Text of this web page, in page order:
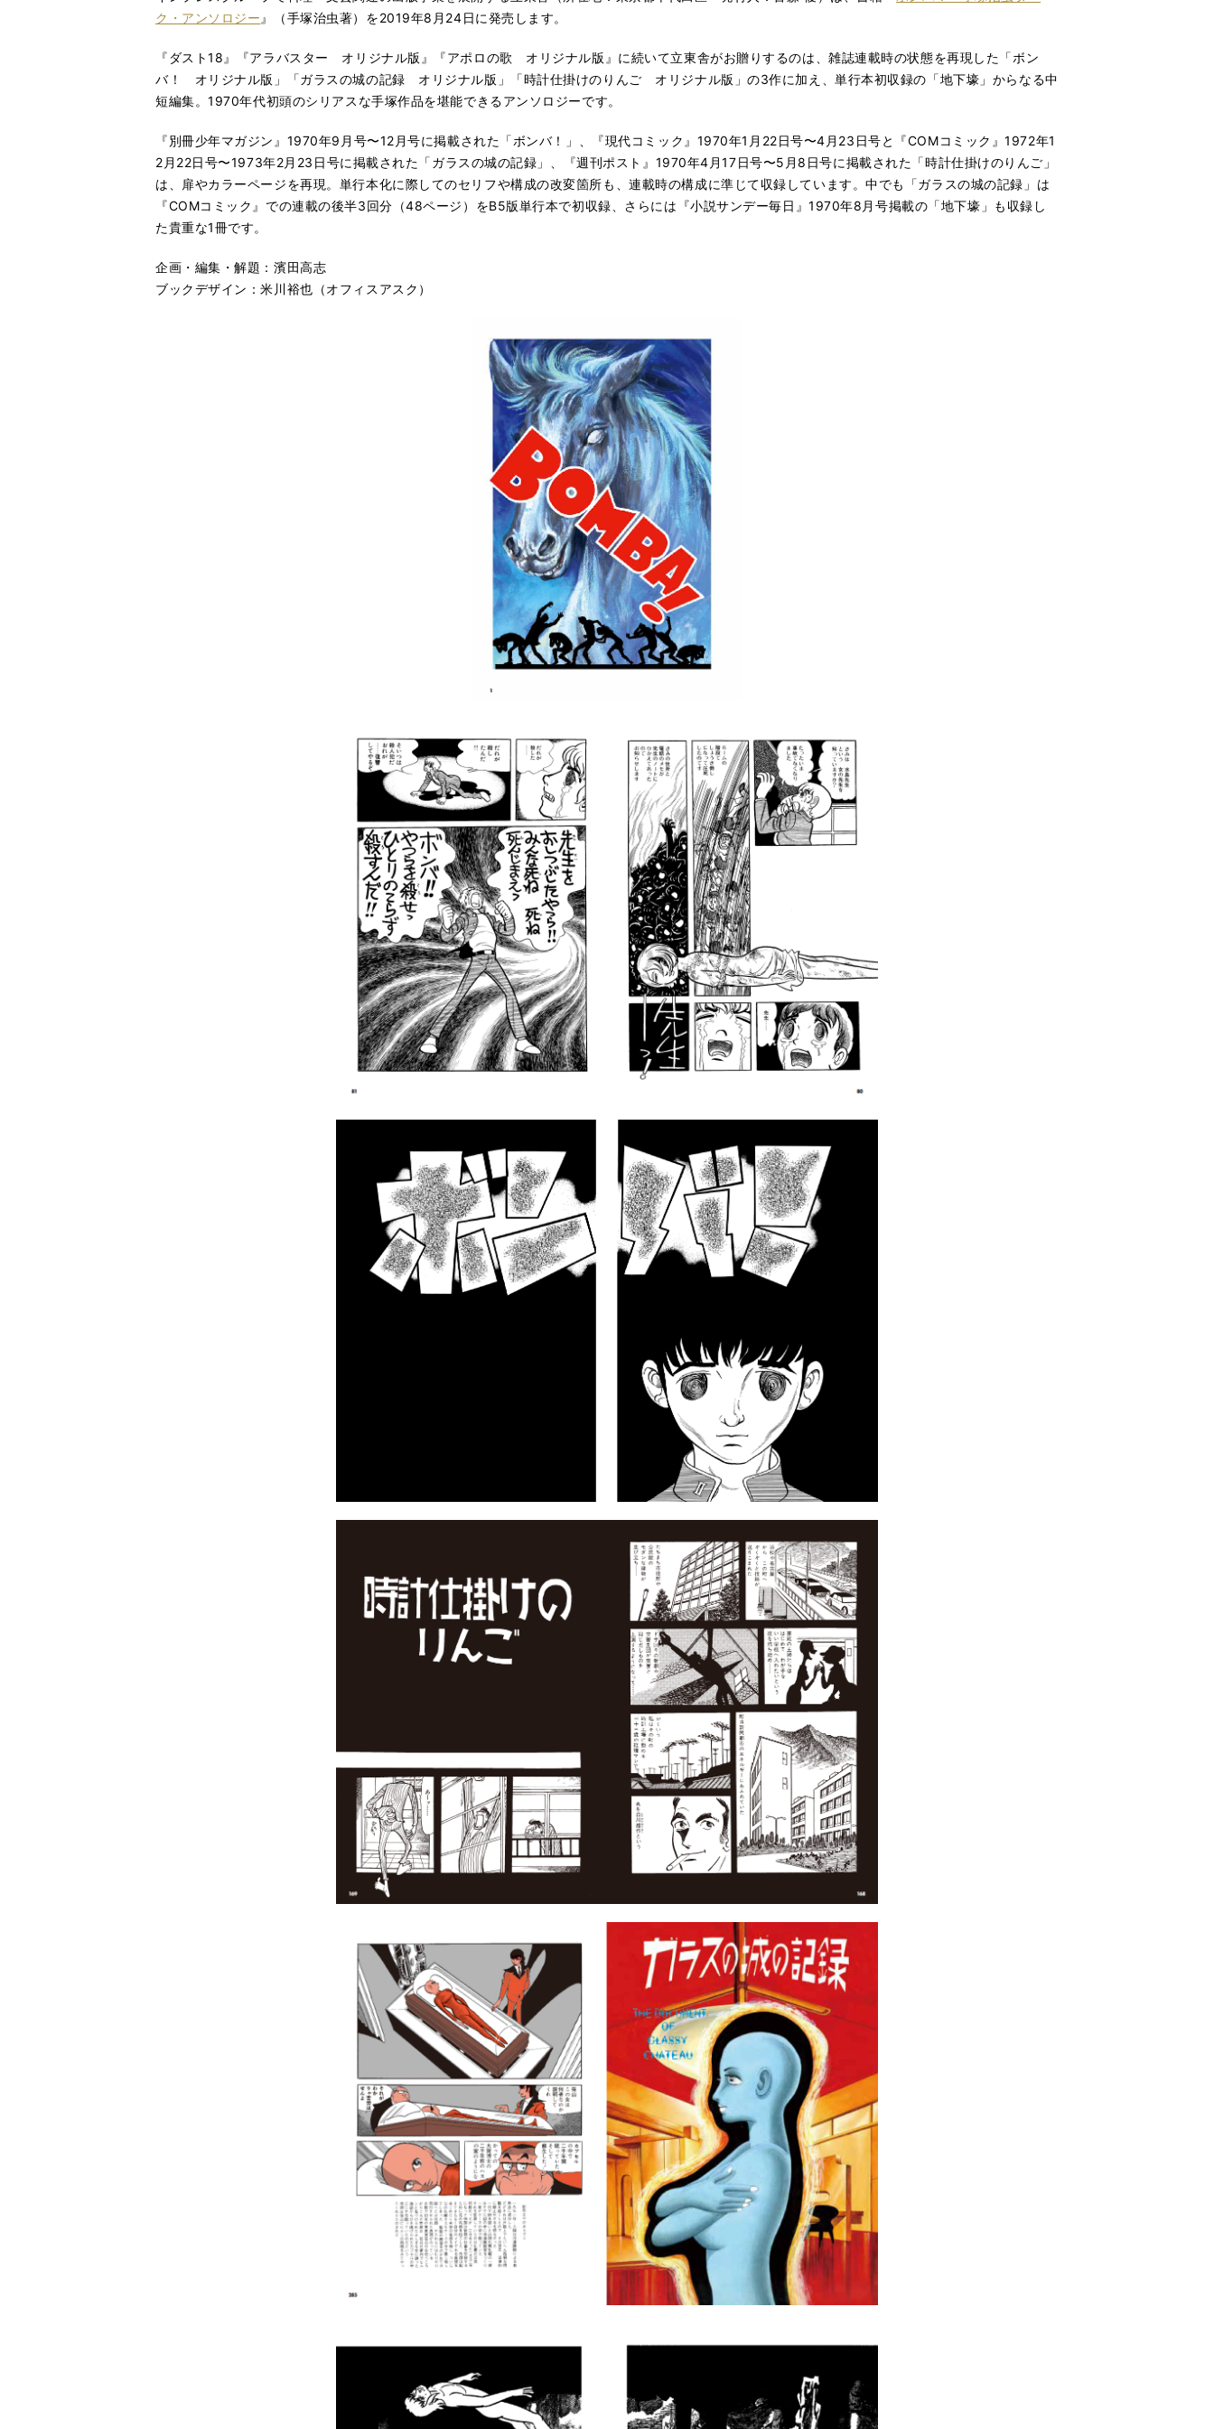
ク・アンソロジー 』（手塚治虫著）を2019年8月24日に発売します。
『ダスト18』『アラバスター オリジナル版』『アポロの歌 オリジナル版』に続いて立東舎がお贈りするのは、雑誌連載時の状態を再現した「ボン
バ！ オリジナル版」「ガラスの城の記録 オリジナル版」「時計仕掛けのりんご オリジナル版」の3作に加え、単行本初収録の「地下壕」からなる中
短編集。1970年代初頭のシリアスな手塚作品を堪能できるアンソロジーです。
『別冊少年マガジン』1970年9月号〜12月号に掲載された「ボンバ！」、『現代コミック』1970年1月22日号〜4月23日号と『COMコミック』1972年1
2月22日号〜1973年2月23日号に掲載された「ガラスの城の記録」、『週刊ポスト』1970年4月17日号〜5月8日号に掲載された「時計仕掛けのりんご」
は、扉やカラーページを再現。単行本化に際してのセリフや構成の改変箇所も、連載時の構成に準じて収録しています。中でも「ガラスの城の記録」は
『COMコミック』での連載の後半3回分（48ページ）をB5版単行本で初収録 、さらには『小説サンデー毎日』1970年8月号掲載の「地下壕」も収録し
た貴重な1冊です。
企画・編集・解題：濱田高志
ブックデザイン：米川裕也（オフィスアスク）